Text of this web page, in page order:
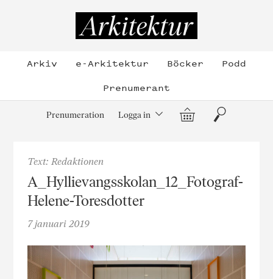
Arkiv e-Arkitektur Böcker
Podd
Prenumerant
Prenumeration Logga in Varukorg
Sök
Text: Redaktionen
A_Hyllievangsskolan_12_Fotograf-
Helene-Toresdotter
7 januari 2019